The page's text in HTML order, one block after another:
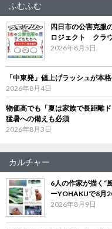
ふむふむ
四日市の公害克服
ロジェクト クラ
2026年8月5日
「中東発」値上げラッシュが
2026年8月4日
物価高でも「夏は家族で長距離
猛暑への備えも必須
2026年8月3日
カルチャー
6人の作家が描く“
ーYOHAKUで8月
2026年8月9日